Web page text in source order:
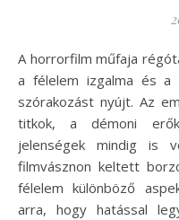
A horrorfilm műfaja régóta lenyűgözi a közönséget, hiszen
a félelem izgalma és a
szórakozást nyújt. Az
titkok, a démoni
jelenségek mindig is
filmvásznon keltett
félelem különböző
arra, hogy hatással